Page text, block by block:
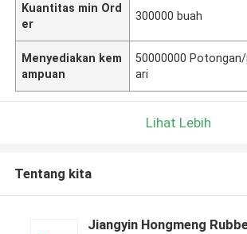
Kuantitas min Ord
er
300000 buah
Menyediakan kem
ampuan
50000000
ari
Lihat Lebih
Tentang kita
Jiangyin Hongmeng